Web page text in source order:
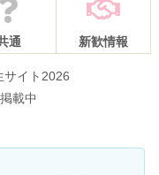
通 新歓情報
サイト2026
載中